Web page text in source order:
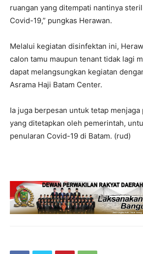
ruangan yang ditempati nantinya
Covid-19,” pungkas Herawan.
Melalui kegiatan disinfektan ini,
calon tamu maupun tenant tidak lagi
dapat melangsungkan kegiatan
Asrama Haji Batam Center.
Ia juga berpesan untuk tetap
yang ditetapkan oleh pemerintah,
penularan Covid-19 di Batam. (rud)